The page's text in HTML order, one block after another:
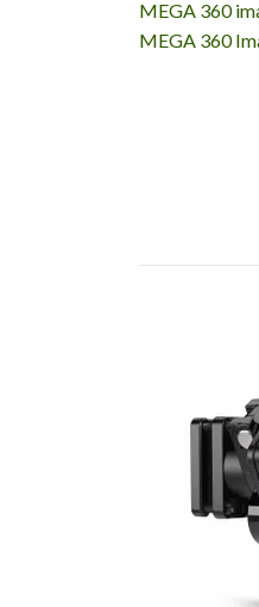
MEGA 360
MEGA 360